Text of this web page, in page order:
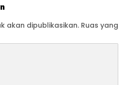
akan dipublikasikan. Ruas yang